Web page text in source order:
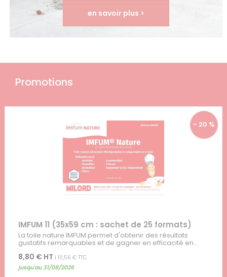
en savoir plus >
Promotions
- 20 %
IMFUM 11 (35x59 cm : sachet de 25 formats)
La toile nature IMFUM permet d'obtenir des résultats
gustatifs remarquables et de gagner en efficacité en...
8,80 € HT | 10,56 € TTC
jusqu'au 31/08/2026